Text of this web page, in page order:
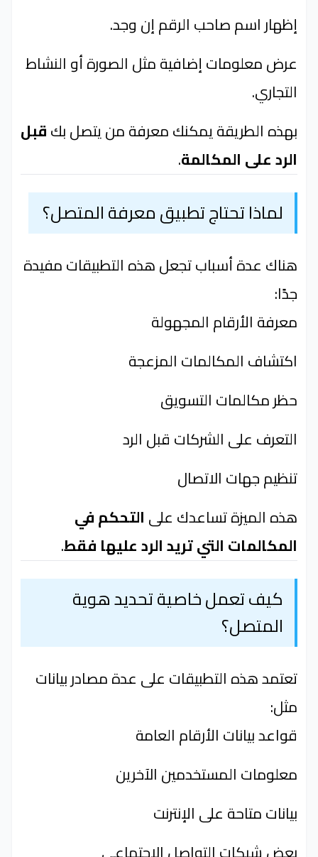
إظهار اسم صاحب الرقم إن وجد.
عرض معلومات إضافية مثل الصورة أو النشاط
التجاري.
بهذه الطريقة يمكنك معرفة من يتصل بكقبل
الرد على المكالمة.
لماذا تحتاج تطبيق معرفة المتصل؟
هناك عدة أسباب تجعل هذه التطبيقات مفيدة
جدًا:
معرفة الأرقام المجهولة
اكتشاف المكالمات المزعجة
حظر مكالمات التسويق
التعرف على الشركات قبل الرد
تنظيم جهات الاتصال
هذه الميزة تساعدك على التحكم في
المكالمات التي تريد الرد عليها فقط.
كيف تعمل خاصية تحديد هوية
المتصل؟
تعتمد هذه التطبيقات على عدة مصادر بيانات
مثل:
قواعد بيانات الأرقام العامة
معلومات المستخدمين الآخرين
بيانات متاحة على الإنترنت